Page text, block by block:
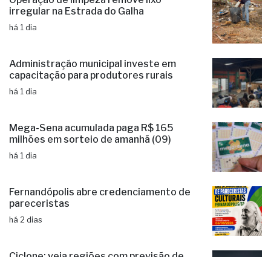
irregular na Estrada do Galha
há 1 dia
Administração municipal investe em
capacitação para produtores rurais
há 1 dia
Mega-Sena acumulada paga R$ 165
milhões em sorteio de amanhã (09)
há 1 dia
Fernandópolis abre credenciamento de
pareceristas
há 2 dias